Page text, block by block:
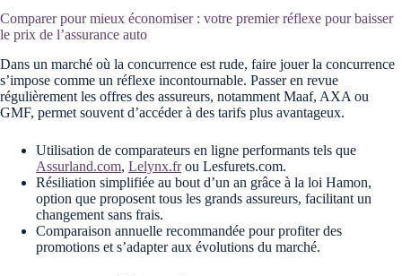
Comparer pour mieux économiser : votre premier réflexe pour baisser
le prix de l’assurance auto
Dans un marché où la concurrence est rude, faire jouer la concurrence
s’impose comme un réflexe incontournable. Passer en revue
régulièrement les offres des assureurs, notamment Maaf, AXA ou
GMF, permet souvent d’accéder à des tarifs plus avantageux.
Utilisation de comparateurs en ligne performants tels que
Assurland.com, Lelynx.frou Lesfurets.com.
Résiliation simplifiée au bout d’un an grâce à la loi Hamon,
option que proposent tous les grands assureurs, facilitant un
changement sans frais.
Comparaison annuelle recommandée pour profiter des
promotions et s’adapter aux évolutions du marché.